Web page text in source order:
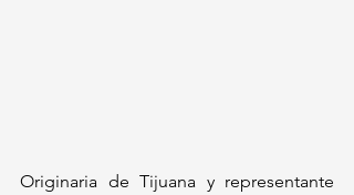
Originaria de Tijuana y representante